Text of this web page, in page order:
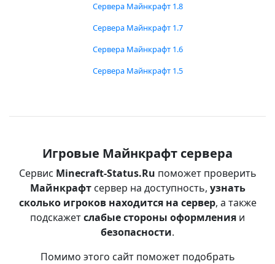
Сервера Майнкрафт 1.8
Сервера Майнкрафт 1.7
Сервера Майнкрафт 1.6
Сервера Майнкрафт 1.5
Игровые Майнкрафт сервера
Сервис Minecraft-Status.Ru поможет проверить
Майнкрафтсервер на доступность, узнать
сколько игроков находится на сервер, а также
подскажетслабые стороны оформления и
безопасности.
Помимо этого сайт поможет подобрать